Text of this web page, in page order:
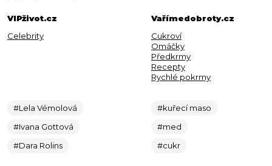
VIPživot.cz
Celebrity
#Lela Vémolová
#Ivana Gottová
#Dara Rolins
Vařímedobroty.cz
Cukroví
Omáčky
Předkrmy
Recepty
Rychlé pokrmy
#kuřecí maso
#med
#cukr